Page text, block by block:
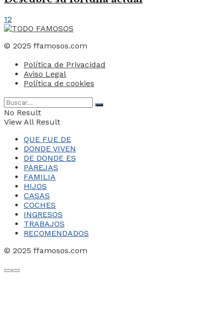
12
© 2025 ffamosos.com
Política de Privacidad
Aviso Legal
Política de cookies
No Result
View All Result
QUE FUE DE
DONDE VIVEN
DE DONDE ES
PAREJAS
FAMILIA
HIJOS
CASAS
COCHES
INGRESOS
TRABAJOS
RECOMENDADOS
© 2025 ffamosos.com